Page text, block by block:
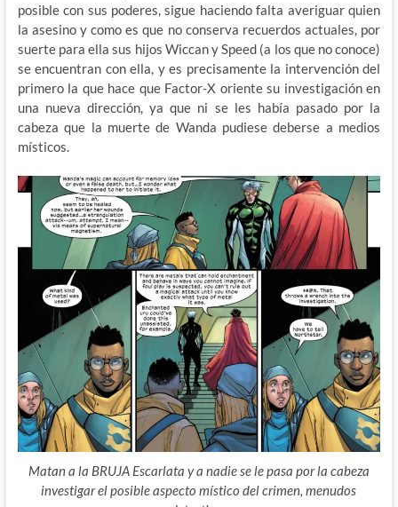
posible con sus poderes, sigue haciendo falta averiguar quien
la asesino y como es que no conserva recuerdos actuales, por
suerte para ella sus hijos Wiccan y Speed (a los que no conoce)
se encuentran con ella, y es precisamente la intervención del
primero la que hace que Factor-X oriente su investigación en
una nueva dirección, ya que ni se les había pasado por la
cabeza que la muerte de Wanda pudiese deberse a medios
místicos.
Matan a la BRUJA Escarlata y a nadie se le pasa por la cabeza
investigar el posible aspecto místico del crimen, menudos